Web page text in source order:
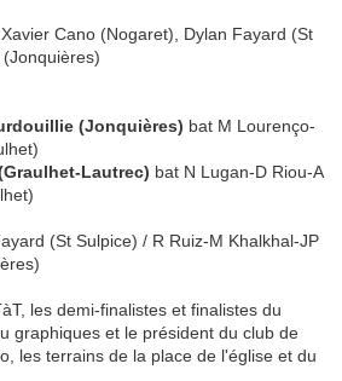
Cano (Nogaret), Dylan Fayard (St
(Jonquières) bat M Lourenço-
Lautrec) bat N Lugan-D Riou-A
(St Sulpice) / R Ruiz-M Khalkhal-JP
les demi-finalistes et finalistes du
graphiques et le président du club de
les terrains de la place de l'église et du